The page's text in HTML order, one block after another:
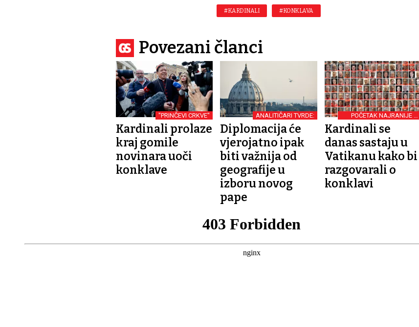
#KARDINALI #KONKLAVA
Povezani članci
"PRINČEVI CRKVE"
Kardinali prolaze
kraj gomile
novinara uoči
konklave
ANALITIČARI TVRDE:
Diplomacija će
vjerojatno ipak
biti važnija od
geografije u
izboru novog
pape
POČETAK NAJRANIJE 5.
SVIBNJA
Kardinali se
danas sastaju u
Vatikanu kako bi
razgovarali o
konklavi